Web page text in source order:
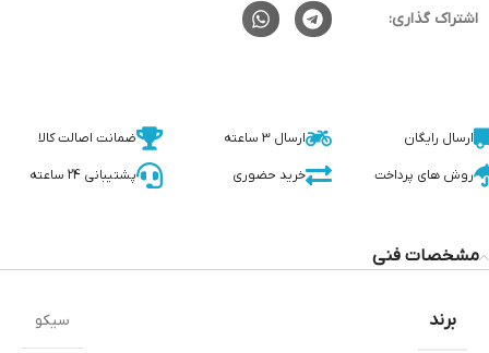
اشتراک گذاری:
ارسال رایگان ارسال 3 ساعته ضمانت اصالت کالا
روش های پرداخت خرید حضوری پشتیبانی 24 ساعته
مشخصات فنی
برند سیکو